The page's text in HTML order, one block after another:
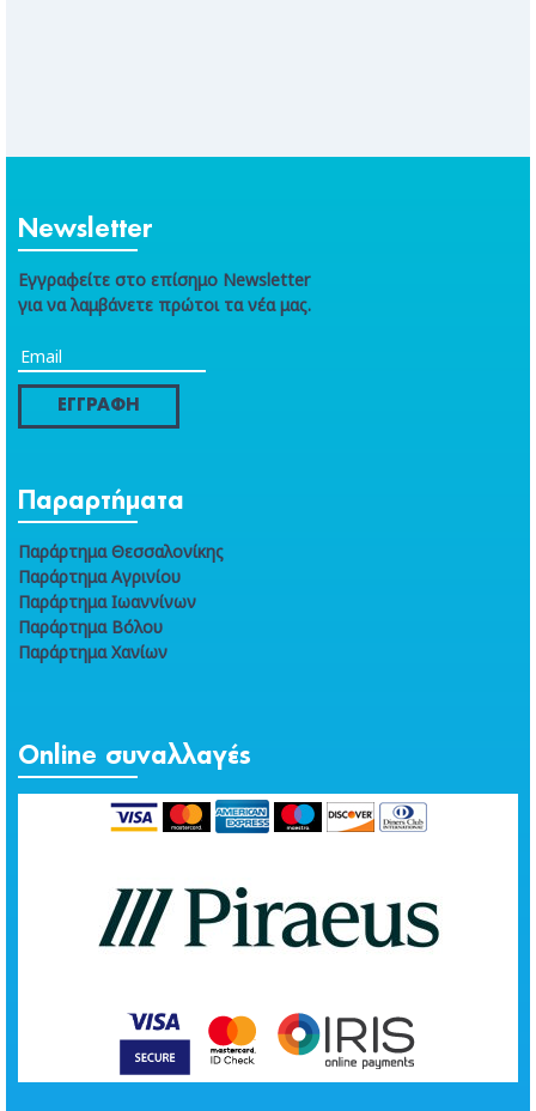
Newsletter
Εγγραφείτε στο επίσημο Newsletter
για να λαμβάνετε πρώτοι τα νέα μας.
ΕΓΓΡΑΦΗ
Παραρτήματα
Παράρτημα Θεσσαλονίκης
Παράρτημα Αγρινίου
Παράρτημα Ιωαννίνων
Παράρτημα Βόλου
Παράρτημα Χανίων
Online συναλλαγές